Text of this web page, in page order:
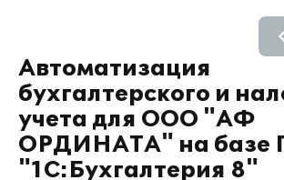
Автоматизация
бухгалтерского и
учета для ООО "АФ
ОРДИНАТА" на базе
"1С:Бухгалтерия 8"